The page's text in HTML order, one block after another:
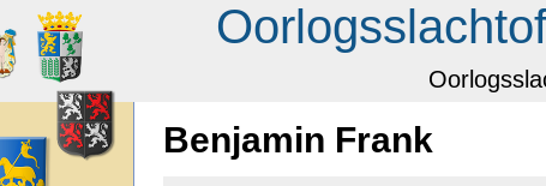
Benjamin Frank